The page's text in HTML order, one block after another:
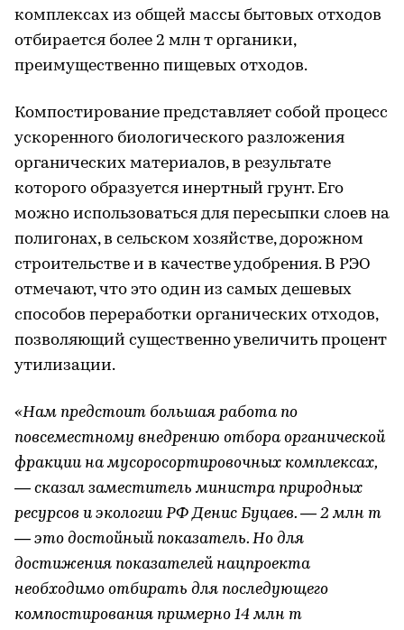
комплексах из общей массы бытовых отходов
отбирается более 2 млн т органики,
преимущественно пищевых отходов.
Компостирование представляет собой процесс
ускоренного биологического разложения
органических материалов, в результате
которого образуется инертный грунт. Его
можно использоваться для пересыпки слоев на
полигонах, в сельском хозяйстве, дорожном
строительстве и в качестве удобрения. В РЭО
отмечают, что это один из самых дешевых
способов переработки органических отходов,
позволяющий существенно увеличить процент
утилизации.
«Нам предстоит большая работа по
повсеместному внедрению отбора органической
фракции на мусоросортировочных комплексах,
— сказал заместитель министра природных
ресурсов и экологии РФ Денис Буцаев. — 2 млн т
— это достойный показатель. Но для
достижения показателей нацпроекта
необходимо отбирать для последующего
компостирования примерно 14 млн т